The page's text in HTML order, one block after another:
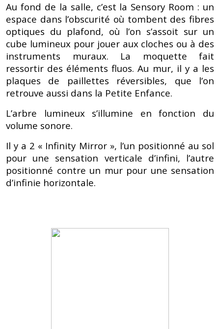
Au fond de la salle, c’est la Sensory Room : un
espace dans l’obscurité où tombent des fibres
optiques du plafond, où l’on s’assoit sur un
cube lumineux pour jouer aux cloches ou à des
instruments muraux. La moquette fait
ressortir des éléments fluos. Au mur, il y a les
plaques de paillettes réversibles, que l’on
retrouve aussi dans la Petite Enfance.
L’arbre lumineux s’illumine en fonction du
volume sonore.
Il y a 2 « Infinity Mirror », l’un positionné au sol
pour une sensation verticale d’infini, l’autre
positionné contre un mur pour une sensation
d’infinie horizontale.